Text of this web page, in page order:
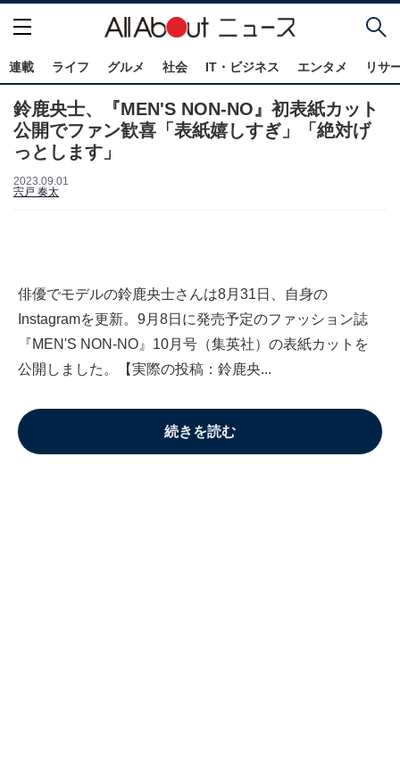
連載 ライフ グルメ 社会 IT・ビジネス エンタメ リサ
鈴鹿央士、『MEN'S NON-NO』初表紙カット
公開でファン歓喜「表紙嬉しすぎ」「絶対げ
っとします」
2023.09.01
宍戸 奏太
俳優でモデルの鈴鹿央士さんは8月31日、自身の
Instagramを更新。9月8日に発売予定のファッション誌
『MEN'S NON-NO』10月号（集英社）の表紙カットを
公開しました。【実際の投稿：鈴鹿央...
続きを読む